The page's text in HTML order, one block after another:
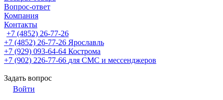
Вопрос-ответ
Компания
Контакты
+7 (4852) 26-77-26
+7 (4852) 26-77-26 Ярославль
+7 (929) 093-64-64 Кострома
+7 (902) 226-77-66 для СМС и мессенджеров
Задать вопрос
Войти